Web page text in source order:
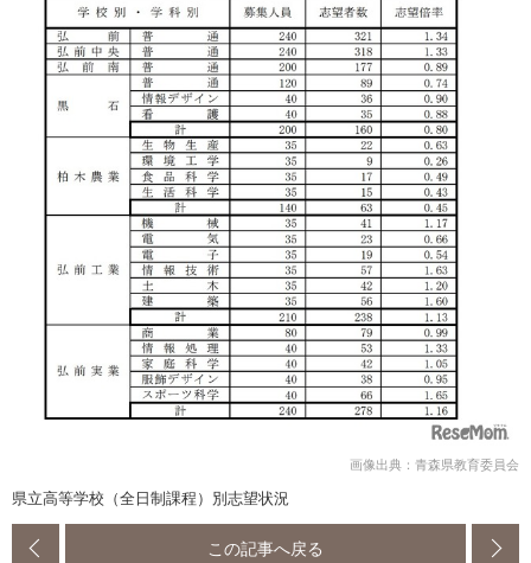
画像出典：青森県教育委員会
県立高等学校（全日制課程）別志望状況
この記事へ戻る